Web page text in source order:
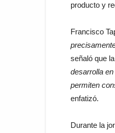
producto y
Francisco
señaló que
desarrolla
permiten
enfatizó.
Durante la